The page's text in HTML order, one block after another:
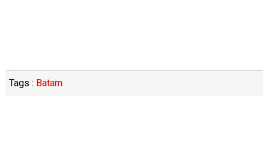
Tags : Batam